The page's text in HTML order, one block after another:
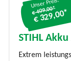
Unser Preis:
€ 409.00*
€ 329,00*
STIHL Akku
Extrem